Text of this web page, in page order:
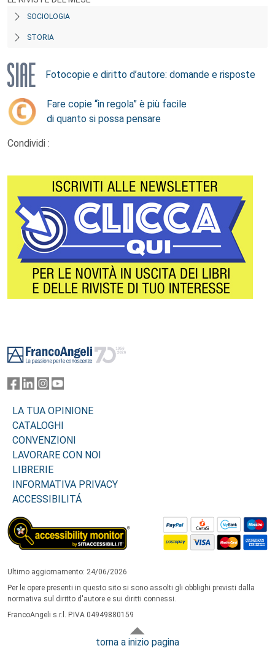
SOCIOLOGIA
STORIA
Fotocopie e diritto d’autore: domande e risposte
Fare copie “in regola” è più facile
di quanto si possa pensare
Condividi :
LA TUA OPINIONE
CATALOGHI
CONVENZIONI
LAVORARE CON NOI
LIBRERIE
INFORMATIVA PRIVACY
ACCESSIBILITÁ
Ultimo aggiornamento: 24/06/2026
Per le opere presenti in questo sito si sono assolti gli obblighi previsti dalla
normativa sul diritto d'autore e sui diritti connessi.
FrancoAngeli s.r.l. P.IVA 04949880159
torna a inizio pagina